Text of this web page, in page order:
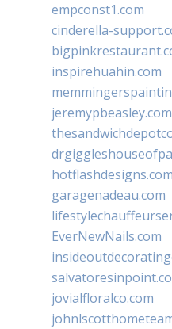
empconst1.com
cinderella-
inspirehuahin.com
jeremypbeasley.com
hotflashdesigns.com
garagenadeau.com
EverNewNails.com
jovialfloralco.com